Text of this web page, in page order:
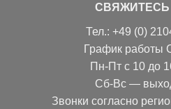
СВЯЖИТЕСЬ
Тел.: +49 (0)
График работы
Пн-Пт с 10 до
Сб-Вс —
Звонки согласно